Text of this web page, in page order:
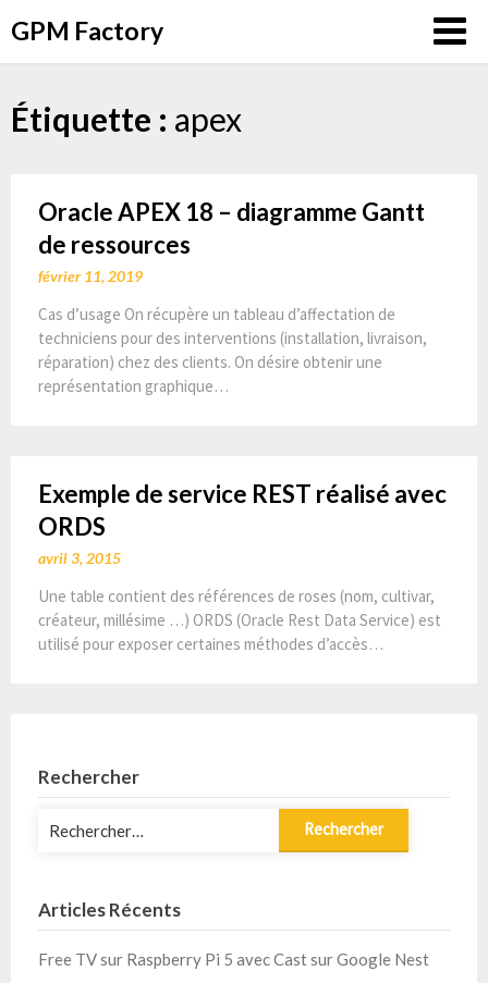
auGPM Factory
Étiquette : apex
Oracle APEX 18 – diagramme Gantt
de ressources
février 11, 2019
Cas d’usage On récupère un tableau d’affectation de
techniciens pour des interventions (installation, livraison,
réparation) chez des clients. On désire obtenir une
représentation graphique…
Exemple de service REST réalisé avec
ORDS
avril 3, 2015
Une table contient des références de roses (nom, cultivar,
créateur, millésime …) ORDS (Oracle Rest Data Service) est
utilisé pour exposer certaines méthodes d’accès…
Rechercher
Articles Récents
Free TV sur Raspberry Pi 5 avec Cast sur Google Nest